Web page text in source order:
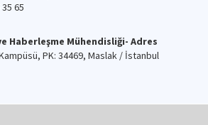
65
Haberleşme Mühendisliği- Adres
PK: 34469, Maslak / İstanbul